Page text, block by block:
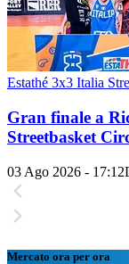
Estathé 3x3 Italia
Gran finale a
Streetbasket
03 Ago 2026 - 17:12
Mercato ora per ora